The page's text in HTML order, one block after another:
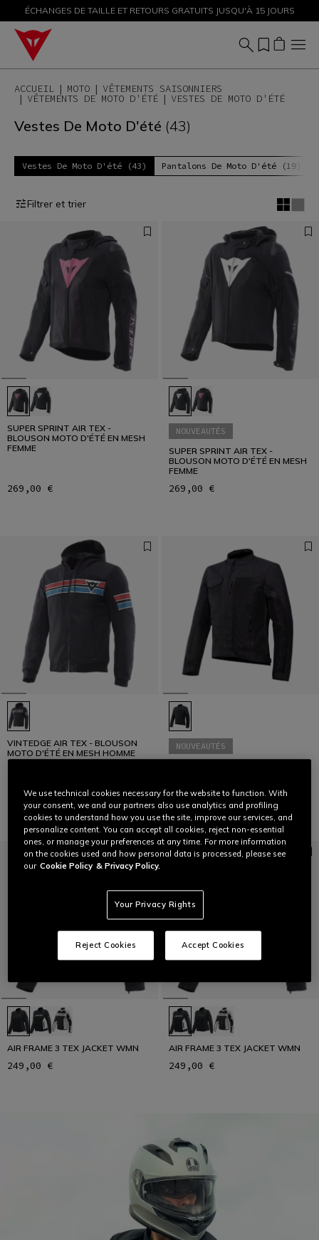
PROMOTIONS JUSQU'À-50 % – ACHETEZ MAINTENANT
ÉCHANGES DE TAILLE ET RETOURS GRATUITS JUSQU'À 15 JOURS
ACCUEIL MOTO VÊTEMENTS SAISONNIERS
VÊTEMENTS DE MOTO D'ÉTÉ VESTES DE MOTO D'ÉTÉ
Vestes De Moto D'été (43)
Vestes De Moto D'été (43) Pantalons De Moto D'été (19)
Filtrer et trier
SUPER SPRINT AIR TEX -
BLOUSON MOTO D'ÉTÉ EN MESH
FEMME
269,00 €
NOUVEAUTÉS
SUPER SPRINT AIR TEX -
BLOUSON MOTO D'ÉTÉ EN MESH
FEMME
269,00 €
VINTEDGE AIR TEX - BLOUSON
MOTO D'ÉTÉ EN MESH HOMME
229,00 €
NOUVEAUTÉS
279,00 €
AIR FRAME 3 TEX JACKET WMN
249,00 €
AIR FRAME 3 TEX JACKET WMN
249,00 €
We use technical cookies necessary for the website to function. With
your consent, we and our partners also use analytics and profiling
cookies to understand how you use the site, improve our services, and
personalize content. You can accept all cookies, reject non-essential
ones, or manage your preferences at any time. For more information
on the cookies used and how personal data is processed, please see
our Cookie Policy & Privacy Policy.
Your Privacy Rights
Reject Cookies Accept Cookies